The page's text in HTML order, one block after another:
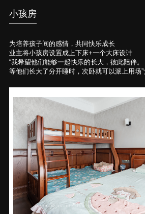
小孩房
为培养孩子间的感情，共同快乐成长
业主将小孩房设置成上下床+一个大床设计
“我希望他们能够一起快乐的长大，彼此陪伴。
等他们长大了分开睡时，次卧就可以派上用场”